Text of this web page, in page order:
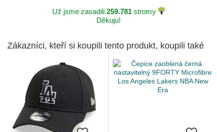
Už jsme zasadili 259.781stromy
Děkuju!
Zákazníci, kteří si koupili tento produkt, koupili také